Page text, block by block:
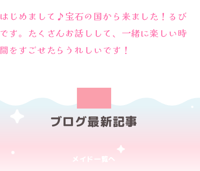
はじめまして♪宝石の国から来ました！るび
です。たくさんお話しして、一緒に楽しい時
間をすごせたらうれしいです！
ブログ最新記事
メイド一覧へ